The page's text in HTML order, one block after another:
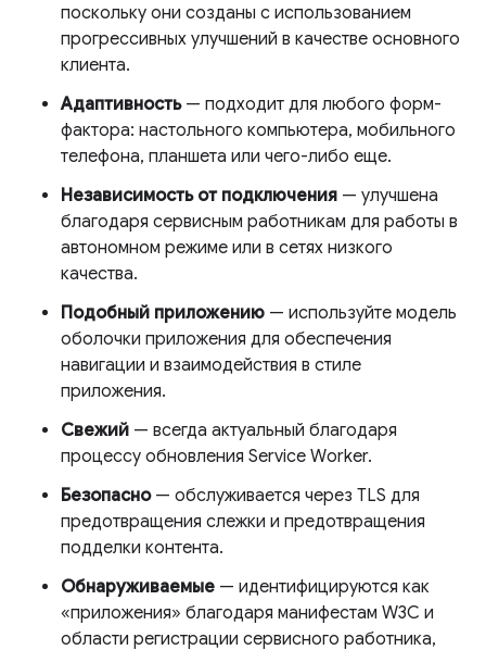
поскольку они созданы с использованием
прогрессивных улучшений в качестве основного
клиента.
Адаптивность— подходит для любого форм-
фактора: настольного компьютера, мобильного
телефона, планшета или чего-либо еще.
Независимость от подключения — улучшена
благодаря сервисным работникам для работы в
автономном режиме или в сетях низкого
качества.
Подобный приложению — используйте модель
оболочки приложения для обеспечения
навигации и взаимодействия в стиле
приложения.
Свежий — всегда актуальный благодаря
процессу обновления Service Worker.
Безопасно— обслуживается через TLS для
предотвращения слежки и предотвращения
подделки контента.
Обнаруживаемые — идентифицируются как
«приложения» благодаря манифестам W3C и
области регистрации сервисного работника,